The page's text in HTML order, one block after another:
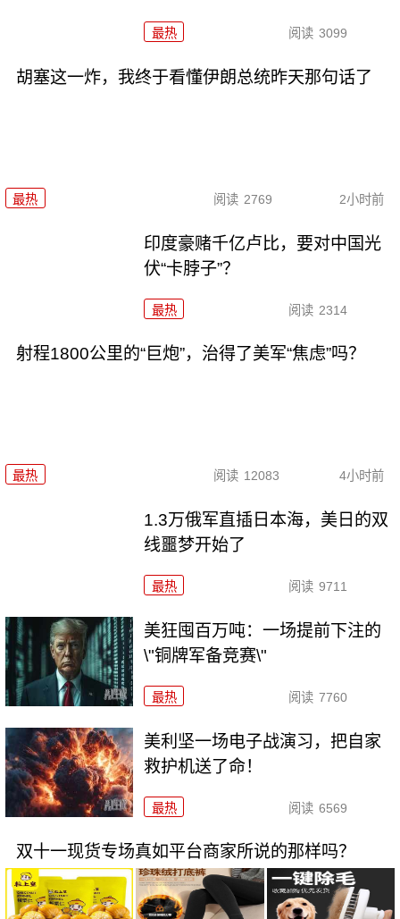
最热 阅读 3099
胡塞这一炸，我终于看懂伊朗总统昨天那句话了
最热 阅读 2769 2小时前
印度豪赌千亿卢比，要对中国光
伏“卡脖子”？
最热 阅读 2314
射程1800公里的“巨炮”，治得了美军“焦虑”吗？
最热 阅读 12083 4小时前
1.3万俄军直插日本海，美日的双
线噩梦开始了
最热 阅读 9711
美狂囤百万吨：一场提前下注的
\"铜牌军备竞赛\"
最热 阅读 7760
美利坚一场电子战演习，把自家
救护机送了命！
最热 阅读 6569
双十一现货专场真如平台商家所说的那样吗？